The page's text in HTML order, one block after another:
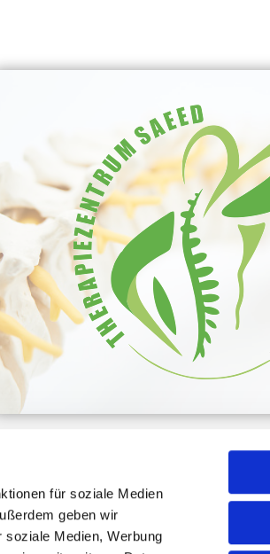
für soziale Medien
geben wir
Medien, Werbung